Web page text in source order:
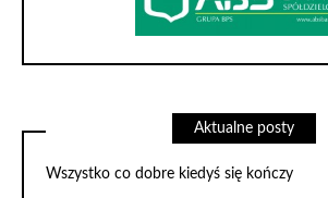
Aktualne posty
Wszystko co dobre kiedyś się kończy